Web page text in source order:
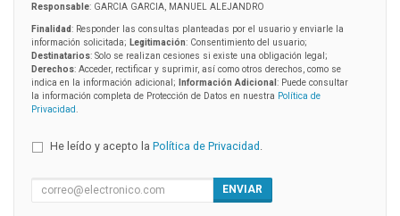
Responsable: GARCIA GARCIA, MANUEL ALEJANDRO
Finalidad: Responder las consultas planteadas por el usuario y enviarle la
información solicitada; Legitimación: Consentimiento del usuario;
Destinatarios: Solo se realizan cesiones si existe una obligación legal;
Derechos: Acceder, rectificar y suprimir, así como otros derechos, como se
indica en la información adicional;
Información Adicional : Puede consultar
la información completa de Protección de Datos en nuestra Política de
Privacidad
He leído y acepto la Política de Privacidad
ENVIAR